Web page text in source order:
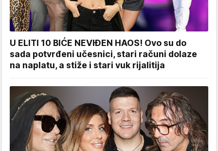
U ELITI 10 BIĆE NEVIĐEN HAOS! Ovo su do
sada potvrđeni učesnici, stari računi dolaze
na naplatu, a stiže i stari vuk rijalitija